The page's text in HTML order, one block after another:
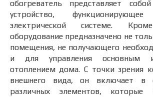
обогреватель представляет
устройство,
электрической системе.
оборудование предназначено не
помещения, не получающего
и для управления основным
отоплением дома. С точки зрения
внешнего вида, он включает в
различных элементов, которые